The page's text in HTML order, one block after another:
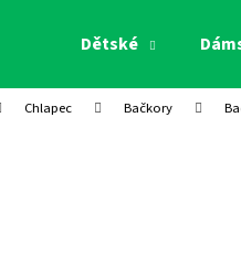
Dětské
Chlapec Bačkory